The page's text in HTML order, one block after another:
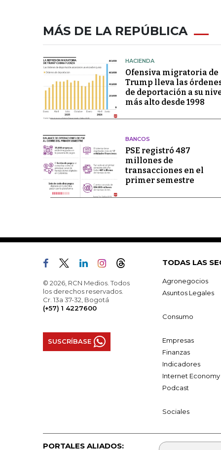
MÁS DE LA REPÚBLICA
HACIENDA
Ofensiva migratoria de
Trump lleva las
de deportación a su
más alto desde 1998
BANCOS
PSE registró 487
millones de
transacciones en el
primer semestre
© 2026, RCN Medios. Todos
los derechos reservados.
Cr. 13a 37-32, Bogotá
(+57) 1 4227600
SUSCRÍBASE
TODAS LAS
Agronegocios
Asuntos Legales
Consumo
Empresas
Finanzas
Indicadores
Internet Economy
Podcast
Sociales
PORTALES ALIADOS: